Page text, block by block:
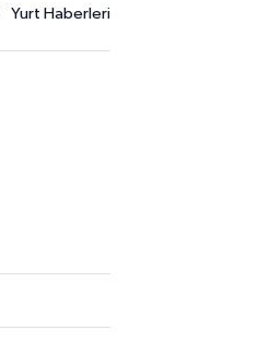
Yurt Haberleri